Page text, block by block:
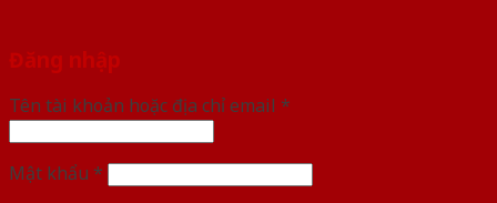
Đăng nhập
Tên tài khoản hoặc địa chỉ email *
Mật khẩu *